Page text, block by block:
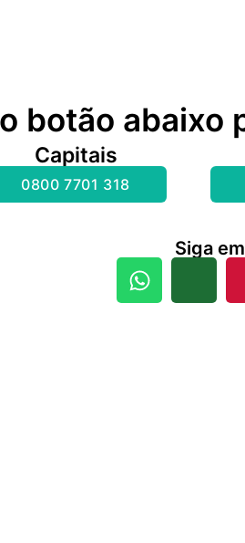
botão abaixo
Capitais
0800 7701 318
Siga